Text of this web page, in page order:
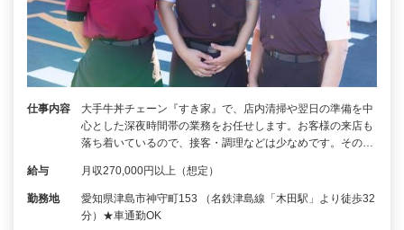
仕事内容
大手牛丼チェーン『すき家』で、店内清掃や翌日の準備を中
心とした深夜時間帯の業務をお任せします。お客様の来店も
落ち着いているので、接客・調理などは少なめです。その…
給与 月収270,000円以上（想定）
勤務地
愛知県津島市神守町153 （名鉄津島線「木田駅」より徒歩32
分）★車通勤OK